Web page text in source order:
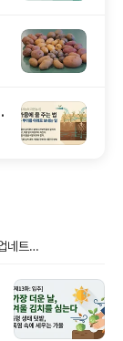
2026 철원통일쌀 펀딩 프로젝트 - 인천도시농업네트워크 x 철원군농민회